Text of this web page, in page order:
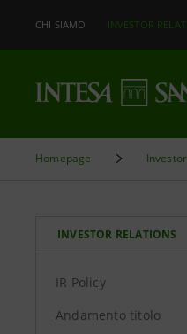
CHI SIAMO INVESTOR
Homepage
INVESTOR RELATIONS
IR Policy
Andamento titolo